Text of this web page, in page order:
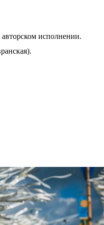
исполнении.